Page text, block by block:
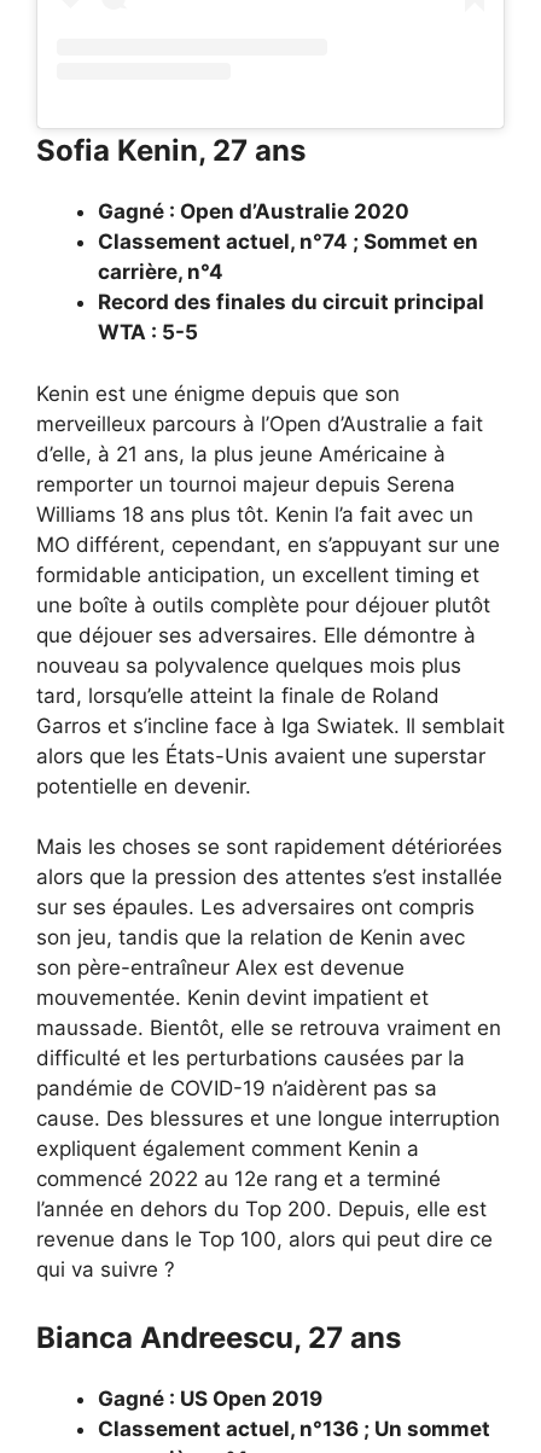
Sofia Kenin, 27 ans
Gagné : Open d’Australie 2020
Classement actuel, n°74 ; Sommet en
carrière, n°4
Record des finales du circuit principal
WTA : 5-5
Kenin est une énigme depuis que son
merveilleux parcours à l’Open d’Australie a fait
d’elle, à 21 ans, la plus jeune Américaine à
remporter un tournoi majeur depuis Serena
Williams 18 ans plus tôt. Kenin l’a fait avec un
MO différent, cependant, en s’appuyant sur une
formidable anticipation, un excellent timing et
une boîte à outils complète pour déjouer plutôt
que déjouer ses adversaires. Elle démontre à
nouveau sa polyvalence quelques mois plus
tard, lorsqu’elle atteint la finale de Roland
Garros et s’incline face à Iga Swiatek. Il semblait
alors que les États-Unis avaient une superstar
potentielle en devenir.
Mais les choses se sont rapidement détériorées
alors que la pression des attentes s’est installée
sur ses épaules. Les adversaires ont compris
son jeu, tandis que la relation de Kenin avec
son père-entraîneur Alex est devenue
mouvementée. Kenin devint impatient et
maussade. Bientôt, elle se retrouva vraiment en
difficulté et les perturbations causées par la
pandémie de COVID-19 n’aidèrent pas sa
cause. Des blessures et une longue interruption
expliquent également comment Kenin a
commencé 2022 au 12e rang et a terminé
l’année en dehors du Top 200. Depuis, elle est
revenue dans le Top 100, alors qui peut dire ce
qui va suivre ?
Bianca Andreescu, 27 ans
Gagné : US Open 2019
Classement actuel, n°136 ; Un sommet